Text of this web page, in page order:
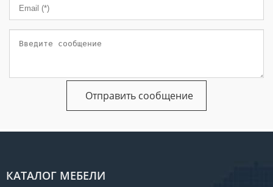
МЕБЕЛЬ
МАТРАСЫ
ДЛЯ
ВАННОЙ
КАТАЛОГ МЕБЕЛИ